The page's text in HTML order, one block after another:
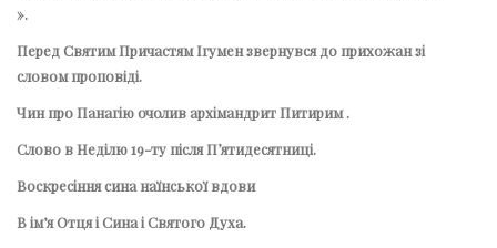
».
Перед Святим Причастям Ігумен звернувся до прихожан зі
словом проповіді.
Чин про Панагію очолив архімандрит Питирим .
Слово в Неділю 19-ту після Пʼятидесятниці.
Воскресіння сина наїнської вдови
В ім’я Отця і Сина і Святого Духа.